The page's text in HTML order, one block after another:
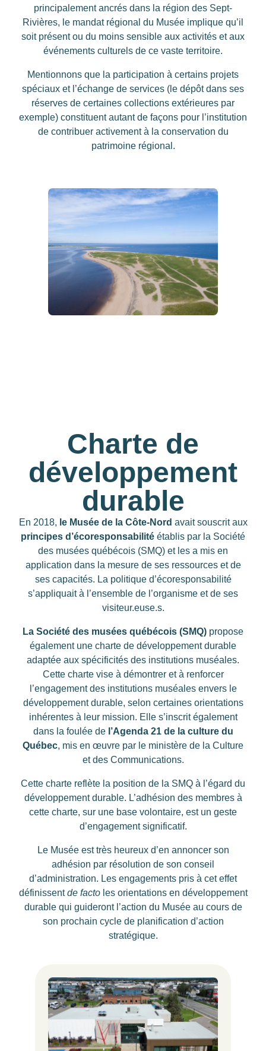
principalement ancrés dans la région des Sept-
Rivières, le mandat régional du Musée implique qu’il
soit présent ou du moins sensible aux activités et aux
événements culturels de ce vaste territoire.
Mentionnons que la participation à certains projets
spéciaux et l’échange de services (le dépôt dans ses
réserves de certaines collections extérieures par
exemple) constituent autant de façons pour l’institution
de contribuer activement à la conservation du
patrimoine régional.
Charte de
développement
durable
En 2018, le Musée de la Côte-Nord avait souscrit aux
principes d’écoresponsabilité établis par la Société
des musées québécois (SMQ) etles a mis en
application dans la mesure de ses ressources et de
ses capacités. La politique d’écoresponsabilité
s’appliquait à l’ensemble de l’organisme et de ses
visiteur.euse.s.
La Société des musées québécois (SMQ) propose
également une charte de développement durable
adaptée aux spécificités des institutions muséales.
Cette charte vise à démontrer et à renforcer
l’engagement des institutions muséales envers le
développement durable, selon certaines orientations
inhérentes à leur mission. Elle s’inscrit également
dans la foulée de l’Agenda 21 de la culture du
Québec, mis en œuvre par le ministère de la Culture
et des Communications.
Cette charte reflète la position de la SMQ à l’égard du
développement durable. L’adhésion des membres à
cette charte, sur une base volontaire, est un geste
d’engagement significatif.
Le Musée est très heureux d’en annoncer son
adhésion par résolution de son conseil
d’administration. Les engagements pris à cet effet
définissentde factoles orientations en développement
durable qui guideront l’action du Musée au cours de
son prochain cycle de planification d’action
stratégique.